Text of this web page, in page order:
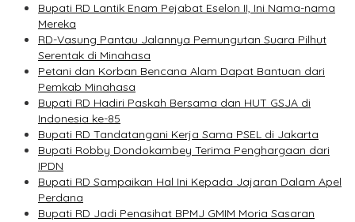
Bupati RD Lantik Enam Pejabat Eselon II, Ini Nama-nama
Mereka
RD-Vasung Pantau Jalannya Pemungutan Suara Pilhut
Serentak di Minahasa
Petani dan Korban Bencana Alam Dapat Bantuan dari
Pemkab Minahasa
Bupati RD Hadiri Paskah Bersama dan HUT GSJA di
Indonesia ke-85
Bupati RD Tandatangani Kerja Sama PSEL di Jakarta
Bupati Robby Dondokambey Terima Penghargaan dari
IPDN
Bupati RD Sampaikan Hal Ini Kepada Jajaran Dalam Apel
Perdana
Bupati RD Jadi Penasihat BPMJ GMIM Moria Sasaran